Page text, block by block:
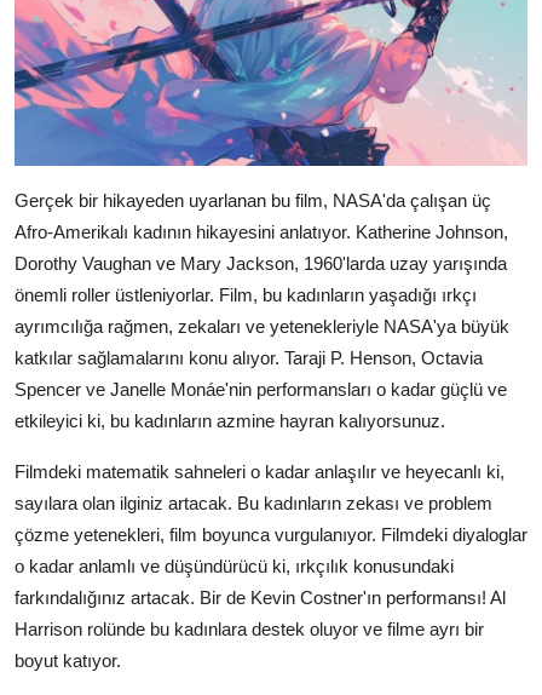
Gerçek bir hikayeden uyarlanan bu film, NASA'da çalışan üç
Afro-Amerikalı kadının hikayesini anlatıyor. Katherine Johnson,
Dorothy Vaughan ve Mary Jackson, 1960'larda uzay yarışında
önemli roller üstleniyorlar. Film, bu kadınların yaşadığı ırkçı
ayrımcılığa rağmen, zekaları ve yetenekleriyle NASA'ya büyük
katkılar sağlamalarını konu alıyor. Taraji P. Henson, Octavia
Spencer ve Janelle Monáe'nin performansları o kadar güçlü ve
etkileyici ki, bu kadınların azmine hayran kalıyorsunuz.
Filmdeki matematik sahneleri o kadar anlaşılır ve heyecanlı ki,
sayılara olan ilginiz artacak. Bu kadınların zekası ve problem
çözme yetenekleri, film boyunca vurgulanıyor. Filmdeki diyaloglar
o kadar anlamlı ve düşündürücü ki, ırkçılık konusundaki
farkındalığınız artacak. Bir de Kevin Costner'ın performansı! Al
Harrison rolünde bu kadınlara destek oluyor ve filme ayrı bir
boyut katıyor.